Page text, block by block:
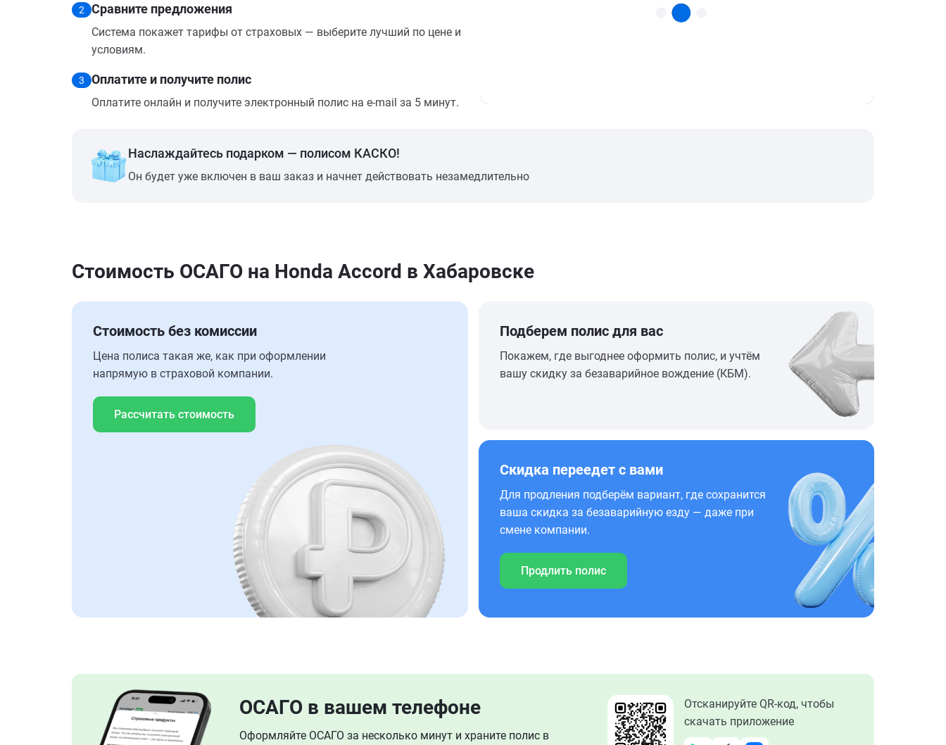
2 Сравните предложения
Система покажет тарифы от страховых — выберите лучший по цене и
условиям.
3 Оплатите и получите полис
Оплатите онлайн и получите электронный полис на e-mail за 5 минут.
Наслаждайтесь подарком — полисом КАСКО!
Он будет уже включен в ваш заказ и начнет действовать незамедлительно
Стоимость ОСАГО на Honda Accord в Хабаровске
Стоимость без комиссии
Цена полиса такая же, как при оформлении
напрямую в страховой компании.
Рассчитать стоимость
Подберем полис для вас
Покажем, где выгоднее оформить полис, и учтём
вашу скидку за безаварийное вождение (КБМ).
Скидка переедет с вами
Для продления подберём вариант, где сохранится
ваша скидка за безаварийную езду — даже при
смене компании.
Продлить полис
ОСАГО в вашем телефоне
Оформляйте ОСАГО за несколько минут и храните полис в
Отсканируйте QR-код, чтобы
скачать приложение